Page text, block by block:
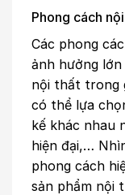
Phong cách
Các phong
ảnh hưởng
nội thất trong
có thể lựa
kế khác nhau
hiện đại,…
phong cách
sản phẩm nội